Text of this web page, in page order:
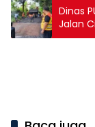
Dinas
Jalan
Akses